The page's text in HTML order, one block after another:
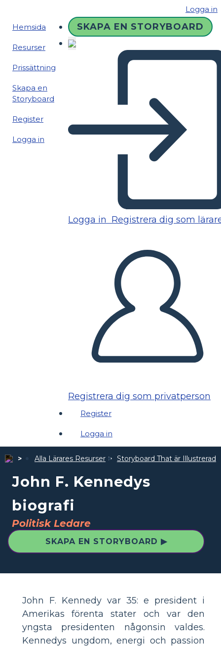
Logga in
Hemsida
Resurser
Prissättning
Skapa en
Storyboard
Register
Logga in
SKAPA EN STORYBOARD
Logga in Registrera dig som
Registrera dig som privatperson
Register
Logga in
Alla Lärares Resurser Storyboard That är
John F. Kennedys
biografi
Politisk Ledare
SKAPA EN STORYBOARD ▶
John F. Kennedy var 35: e president i
Amerikas förenta stater och var den
yngsta presidenten någonsin valdes.
Kennedys ungdom, energi och passion